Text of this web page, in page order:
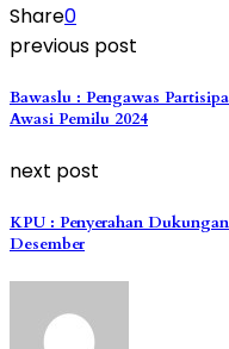
Share0
previous post
Bawaslu : Pengawas
Awasi Pemilu 2024
next post
KPU : Penyerahan
Desember